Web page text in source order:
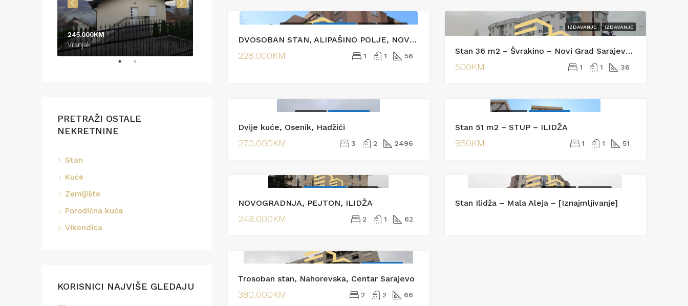
DVOSOBAN STAN, ALIPAŠINO POLJE, NOVI GRAD
228.000KM 1 1 56
IZDAVANJE IZDAVANJE
Stan 36 m2 – Švrakino – Novi Grad Sarajevo [Iznajmljivanje]
500KM 1 1 36
Dvije kuće, Osenik, Hadžići
270.000KM 3 2 2496
IZDAVANJE
Stan 51 m2 – STUP – ILIDŽA
950KM 1 1 51
NOVOGRADNJA, PEJTON, ILIDŽA
248.000KM 2 1 62
Stan Ilidža – Mala Aleja – [Iznajmljivanje]
Trosoban stan, Nahorevska, Centar Sarajevo
380.000KM 2 2 66
245.000KM
Vranjak
Podrinjska
Vranjak
370.000KM
Podrinjska
PRETRAŽI OSTALE
NEKRETNINE
Stan
Kuće
Zemljište
Porodična kuća
Vikendica
KORISNICI NAJVIŠE GLEDAJU